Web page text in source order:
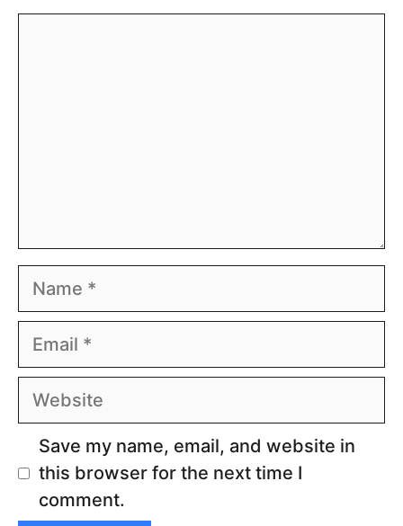
Name
Email
Website
Save my name, email, and website in
this browser for the next time I
comment.